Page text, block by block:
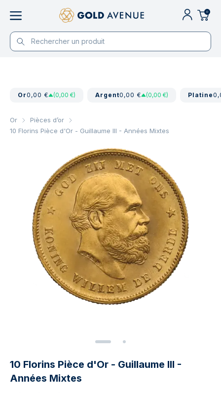
0
Or0,00 € (0,00 €) Argent0,00 € (0,00 €) Platine
Or
Pièces d’or
10 Florins Pièce d'Or - Guillaume III - Années Mixtes
10 Florins Pièce d'Or - Guillaume III -
Années Mixtes